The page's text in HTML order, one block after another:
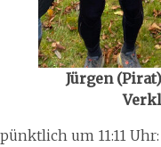
Jürgen
um 11:11